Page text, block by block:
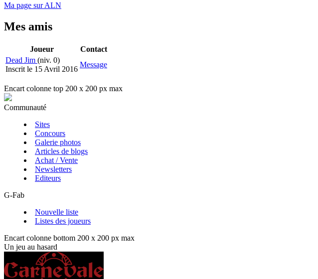
Ma page sur ALN
Mes amis
Joueur
Contact
Dead Jim (niv. 0)
Inscrit le 15 Avril 2016
Message
Encart colonne top 200 x 200 px max
Communauté
Sites
Concours
Galerie photos
Articles de blogs
Achat / Vente
Newsletters
Editeurs
G-Fab
Nouvelle liste
Listes des joueurs
Encart colonne bottom 200 x 200 px max
Un jeu au hasard